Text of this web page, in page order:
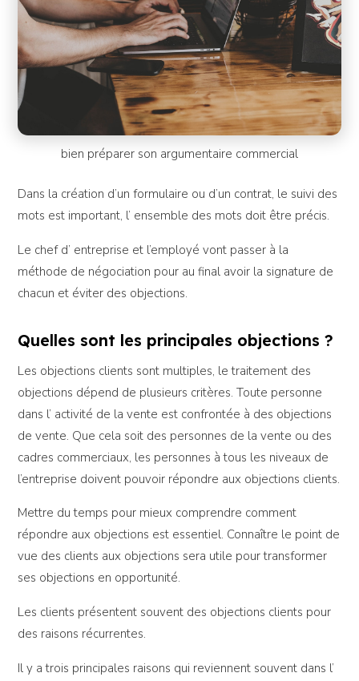
bien préparer son argumentaire commercial
Dans la création d’un formulaire ou d’un contrat, le suivi des
mots est important, l’ ensemble des mots doit être précis.
Le chef d’ entreprise et l’employé vont passer à la
méthode de négociation pour au final avoir la signature de
chacun et éviter des objections.
Quelles sont les principales objections ?
Les objections clients sont multiples, le traitement des
objections dépend de plusieurs critères. Toute personne
dans l’ activité de la vente est confrontée à des objections
de vente. Que cela soit des personnes de la vente ou des
cadres commerciaux, les personnes à tous les niveaux de
l’entreprise doivent pouvoir répondre aux objections clients.
Mettre du temps pour mieux comprendre comment
répondre aux objections est essentiel. Connaître le point de
vue des clients aux objections sera utile pour transformer
ses objections en opportunité.
Les clients présentent souvent des objections clients pour
des raisons récurrentes.
Il y a trois principales raisons qui reviennent souvent dans l’